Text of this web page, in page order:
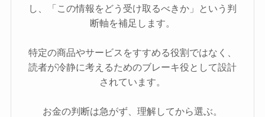
し、「この情報をどう受け取るべきか」という判
断軸を補足します。
特定の商品やサービスをすすめる役割ではなく、
読者が冷静に考えるためのブレーキ役として設計
されています。
お金の判断は急がず、理解してから選ぶ。